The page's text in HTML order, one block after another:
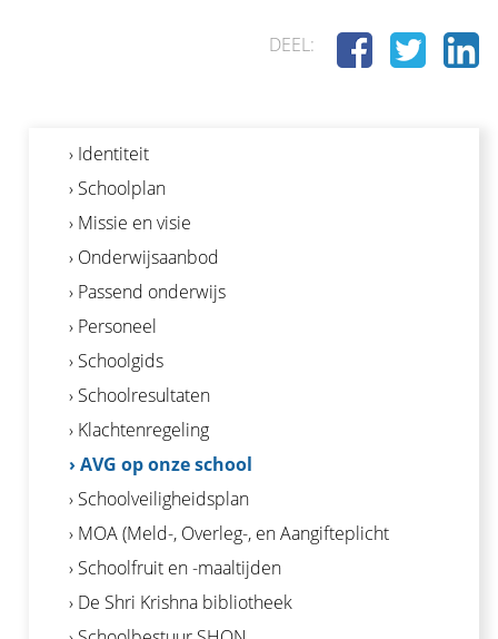
DEEL:
› Identiteit
› Schoolplan
› Missie en visie
› Onderwijsaanbod
› Passend onderwijs
› Personeel
› Schoolgids
› Schoolresultaten
› Klachtenregeling
› AVG op onze school
› Schoolveiligheidsplan
› MOA (Meld-, Overleg-, en Aangifteplicht
› Schoolfruit en -maaltijden
› De Shri Krishna bibliotheek